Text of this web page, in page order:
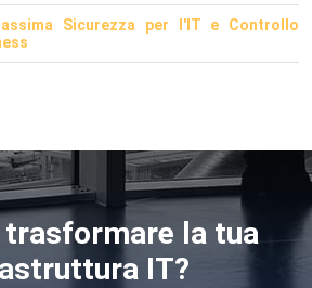
Sicurezza per l'IT e Controllo
la tua
IT?